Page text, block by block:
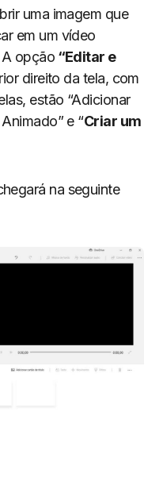
uma imagem que
em um vídeo
opção “Editar e
direito da tela, com
estão “Adicionar
e “Criar um
na seguinte